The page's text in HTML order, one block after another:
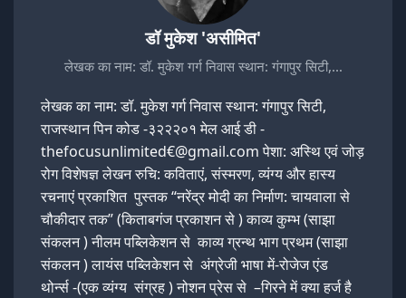
डॉ मुकेश 'असीमित'
लेखक का नाम: डॉ. मुकेश गर्ग निवास स्थान: गंगापुर सिटी,…
लेखक का नाम: डॉ. मुकेश गर्ग निवास स्थान: गंगापुर सिटी,
राजस्थान पिन कोड -३२२२०१ मेल आई डी -
thefocusunlimited€@gmail.com पेशा: अस्थि एवं जोड़
रोग विशेषज्ञ लेखन रुचि: कविताएं, संस्मरण, व्यंग्य और हास्य
रचनाएं प्रकाशित पुस्तक “नरेंद्र मोदी का निर्माण: चायवाला से
चौकीदार तक” (किताबगंज प्रकाशन से ) काव्य कुम्भ (साझा
संकलन ) नीलम पब्लिकेशन से काव्य ग्रन्थ भाग प्रथम (साझा
संकलन ) लायंस पब्लिकेशन से अंग्रेजी भाषा में-रोजेज एंड
थोर्न्स -(एक व्यंग्य संग्रह ) नोशन प्रेस से –गिरने में क्या हर्ज है